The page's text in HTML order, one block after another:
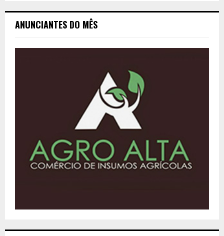
ANUNCIANTES DO MÊS